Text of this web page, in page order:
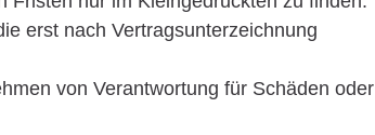
erst nach Vertragsunterzeichnung
von Verantwortung für Schäden oder